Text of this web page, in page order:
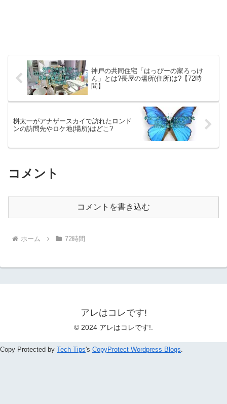
神戸の共同住宅「はっぴーの家ろっけ
ん」とは?長屋の場所(住所)は?【72時
間】
桝太一がアナザースカイで訪れたロンド
ンの訪問先やロケ地(場所)はどこ?
コメント
コメントを書き込む
ホーム 72時間
アレはコレです!
© 2024 アレはコレです!.
Copy Protected by Tech Tips's CopyProtect Wordpress Blogs